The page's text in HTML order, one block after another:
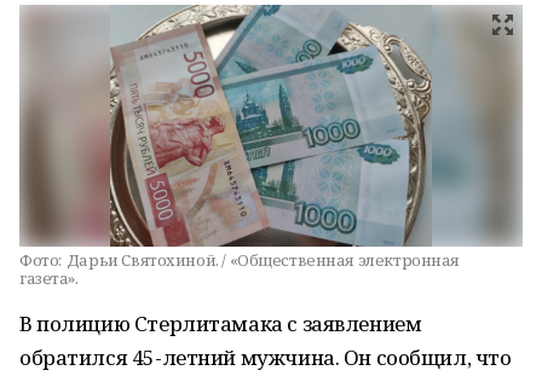
Фото: Дарьи Святохиной. / «Общественная электронная
газета».
В полицию Стерлитамака с заявлением
обратился 45-летний мужчина. Он сообщил, что